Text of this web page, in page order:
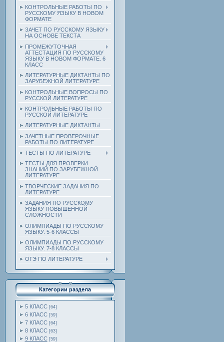
КОНТРОЛЬНЫЕ РАБОТЫ ПО
РУССКОМУ ЯЗЫКУ В НОВОМ
ФОРМАТЕ
ЗАЧЕТ ПО РУССКОМУ ЯЗЫКУ
НА ОСНОВЕ ТЕКСТА
ПРОМЕЖУТОЧНАЯ
АТТЕСТАЦИЯ ПО РУССКОМУ
ЯЗЫКУ В НОВОМ ФОРМАТЕ. 6
КЛАСС
ЛИТЕРАТУРНЫЕ ДИКТАНТЫ ПО
ЗАРУБЕЖНОЙ ЛИТЕРАТУРЕ
КОНТРОЛЬНЫЕ ВОПРОСЫ ПО
РУССКОЙ ЛИТЕРАТУРЕ
КОНТРОЛЬНЫЕ РАБОТЫ ПО
РУССКОЙ ЛИТЕРАТУРЕ
ЛИТЕРАТУРНЫЕ ДИКТАНТЫ
ЗАЧЕТНЫЕ ПРОВЕРОЧНЫЕ
РАБОТЫ ПО ЛИТЕРАТУРЕ
ТЕСТЫ ПО ЛИТЕРАТУРЕ
ТЕСТЫ ДЛЯ ПРОВЕРКИ
ЗНАНИЙ ПО ЗАРУБЕЖНОЙ
ЛИТЕРАТУРЕ
ТВОРЧЕСКИЕ ЗАДАНИЯ ПО
ЛИТЕРАТУРЕ
ЗАДАНИЯ ПО РУССКОМУ
ЯЗЫКУ ПОВЫШЕННОЙ
СЛОЖНОСТИ
ОЛИМПИАДЫ ПО РУССКОМУ
ЯЗЫКУ. 5-6 КЛАССЫ
ОЛИМПИАДЫ ПО РУССКОМУ
ЯЗЫКУ. 7-8 КЛАССЫ
ОГЭ ПО ЛИТЕРАТУРЕ
Категории раздела
5 КЛАСС [64]
6 КЛАСС [59]
7 КЛАСС [64]
8 КЛАСС [63]
9 КЛАСС [59]